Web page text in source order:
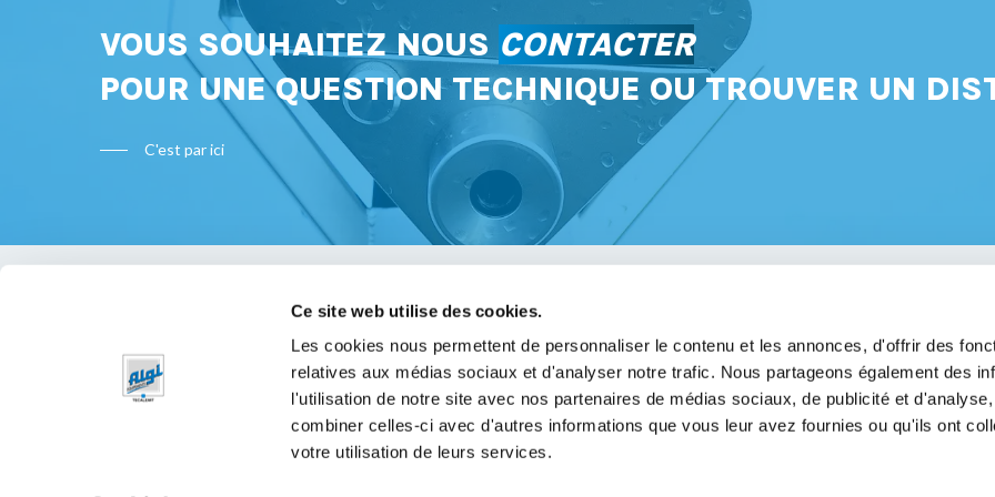
Ce site web utilise des cookies.
Les cookies nous permettent de personnaliser le contenu et les annonces, d'offrir des
relatives aux médias sociaux et d'analyser notre trafic. Nous partageons également des
l'utilisation de notre site avec nos partenaires de médias sociaux, de publicité et
combiner celles-ci avec d'autres informations que vous leur avez fournies ou qu'ils ont
votre utilisation de leurs services.
VOUS SOUHAITEZ NOUS CONTACTER
POUR UNE QUESTION TECHNIQUE OU TROUVER UN
C'est par ici
Bon à savoir
Politique de confidentialité